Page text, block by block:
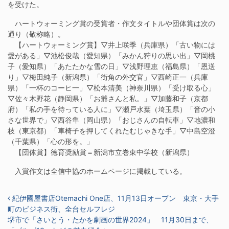
を受けた。
ハートウォーミング賞の受賞者・作文タイトルや団体賞は次の
通り（敬称略）。
【ハートウォーミング賞】▽井上咲季（兵庫県）「古い物には
愛がある」▽池松俊哉（愛知県）「みかん狩りの思い出」▽岡桃
子（愛知県）「あたたかな雪の日」▽浅野理恵（福島県）「恩送
り」▽梅田純子（新潟県）「街角の外交官」▽西崎正一（兵庫
県）「一杯のコーヒ一」▽松本清美（神奈川県）「受け取る心」
▽佐々木野花（静岡県）「お爺さんと私。」▽加藤和子（京都
府）「私の手を待っている人に」▽瀬戸水葉（埼玉県）「音の小
さな世界で」▽西谷隼（岡山県）「おじさんの自転車」▽地濃和
枝（東京都）「車椅子を押してくれたむじゃきな手」▽中島空澄
（千葉県）「心の形を。」
【団体賞】徳育奨励賞＝新潟市立巻東中学校（新潟県）
入賞作文は全信中協のホームページに掲載している。
投稿ナビゲーション
紀伊國屋書店Otemachi One店、11月13日オープン 東京・大手
町のビジネス街、全台セルフレジ
堺市で「さいとう・たかを劇画の世界2024」 11月30日まで、